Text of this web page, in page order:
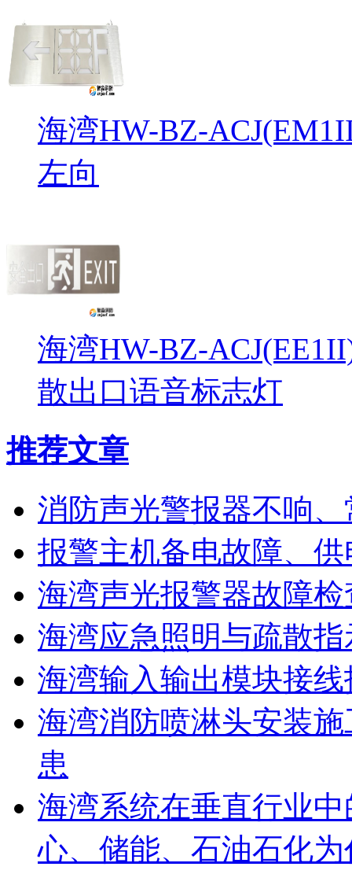
海湾HW-BZ-
左向
海湾HW-BZ-
散出口语音标志灯
推荐文章
消防声光警报器不响
报警主机备电故障、
海湾声光报警器故障
海湾应急照明与疏散
海湾输入输出模块接
海湾消防喷淋头安装
患
海湾系统在垂直行业
心、储能、石油石化